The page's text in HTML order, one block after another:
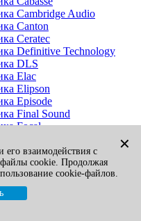
Cambridge Audio
Canton
Ceratec
Definitive Technology
DLS
Elac
Elipson
Episode
Final Sound
Focal
Heco
Jamo
KEF
Klipsch
Legacy
✕
его взаимодействия с
cookie. Продолжая
cookie-файлов.